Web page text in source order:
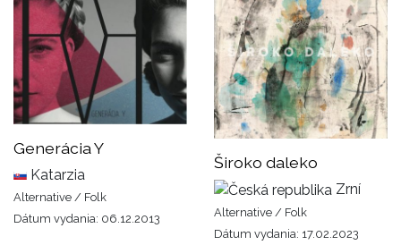
Generácia Y
Katarzia
Alternative / Folk
Dátum vydania: 06.12.2013
Široko daleko
Zrní
Alternative / Folk
Dátum vydania: 17.02.2023